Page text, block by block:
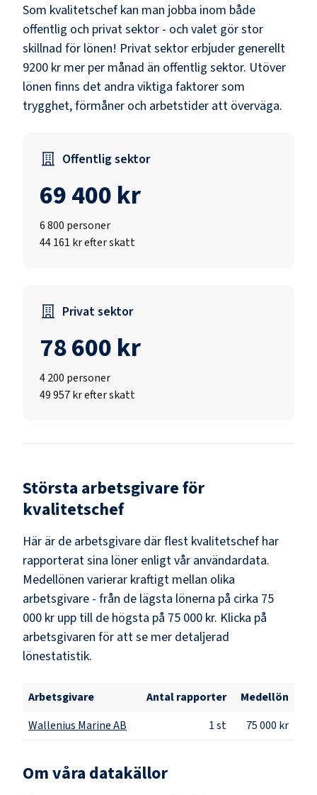
Som kvalitetschef kan man jobba inom både
offentlig och privat sektor - och valet gör stor
skillnad för lönen! Privat sektor erbjuder generellt
9200 kr mer per månad än offentlig sektor. Utöver
lönen finns det andra viktiga faktorer som
trygghet, förmåner och arbetstider att överväga.
Offentlig sektor
69 400 kr
6 800 personer
44 161 kr efter skatt
Privat sektor
78 600 kr
4 200 personer
49 957 kr efter skatt
Största arbetsgivare för
kvalitetschef
Här är de arbetsgivare där flest kvalitetschef har
rapporterat sina löner enligt vår användardata.
Medellönen varierar kraftigt mellan olika
arbetsgivare - från de lägsta lönerna på cirka 75
000 kr upp till de högsta på 75 000 kr. Klicka på
arbetsgivaren för att se mer detaljerad
lönestatistik.
Arbetsgivare Antal rapporter
Medellön
Wallenius Marine AB
1st 75 000 kr
Om våra datakällor